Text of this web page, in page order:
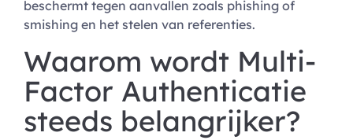
beschermt tegen aanvallen zoals phishing of
smishing en het stelen van referenties.
Waarom wordt Multi-
Factor Authenticatie
steeds belangrijker?